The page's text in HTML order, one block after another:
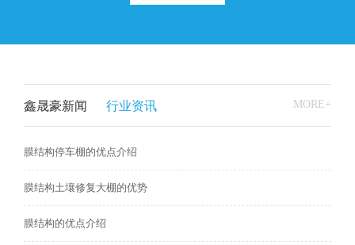
鑫晟豪新闻 行业资讯 MORE+
膜结构停车棚的优点介绍
膜结构土壤修复大棚的优势
膜结构的优点介绍